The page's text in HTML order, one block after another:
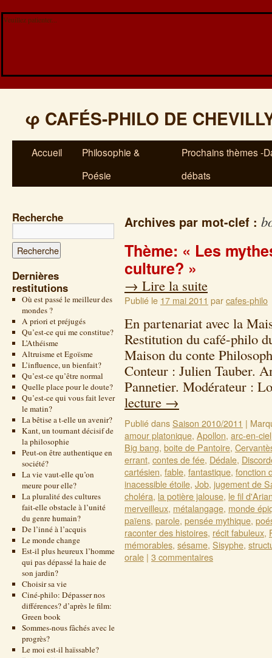
Veuillez patienter...
φ CAFÉS-PHILO DE
Accueil
Philosophie &
Poésie
Prochains thèmes -
débats
Recherche
Dernières
restitutions
Où est passé le meilleur des
mondes ?
A priori et préjugés
Qu’est-ce qui me constitue?
L’Athéisme
Altruisme et Egoïsme
L’influence, un bienfait?
Qu’est-ce qu’être normal
Quelle place pour le doute?
Qu’est-ce qui vous fait lever
le matin?
La bêtise a t-elle un avenir?
Kant, un tournant décisif de
la philosophie
Peut-on être authentique en
société?
La vie vaut-elle qu’on
meure pour elle?
La pluralité des cultures
fait-elle obstacle à l’unité
du genre humain?
De l’inné à l’acquis
Le monde change
Est-il plus heureux l’homme
qui pas dépassé la haie de
son jardin?
Choisir sa vie
Ciné-philo: Dépasser nos
différences? d’après le film:
Green book
Sommes-nous fâchés avec le
progrès?
Le moi est-il haïssable?
Archives par mot-clef :
Thème: « Les
culture? »
→ Lire la suite
Publié le 17 mai 2011 parcafes-philo
En partenariat avec la
Restitution du café-philo
Maison du conte
Conteur : Julien Tauber.
Pannetier. Modérateur :
lecture →
Publié dansSaison 2010/2011 |
amour platonique, Apollon, arc-en-ciel
Big bang, boite de Pantoire,
errant, contes de fée, Dédale,
cartésien, fable, fantastique, fonction
inacessible étoile, Job, jugement de
choléra, la potière jalouse, le fil
merveilleux, métalangage, monde
païens, parole, pensée mythique,
raconter des histoires, récit fabuleux,
mémorables, sésame, Sisyphe,
orale | 3 commentaires